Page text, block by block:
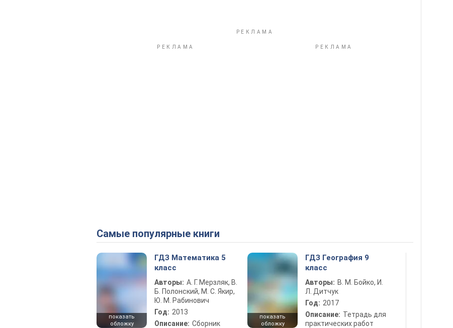
Самые популярные книги
показать
обложку
ГДЗ Математика 5
класс
Авторы: А. Г. Мерзляк, В.
Б. Полонский, М. С. Якир,
Ю. М. Рабинович
Год: 2013
Описание: Сборник
показать
обложку
ГДЗ География 9
класс
Авторы: В. М. Бойко, И.
Л. Дитчук
Год: 2017
Описание: Тетрадь для
практических работ